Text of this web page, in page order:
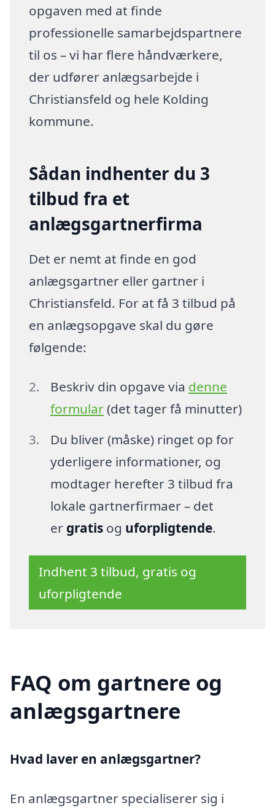
opgaven med at finde
professionelle samarbejdspartnere
til os – vi har flere håndværkere,
der udfører anlægsarbejde i
Christiansfeld og hele Kolding
kommune.
Sådan indhenter du 3
tilbud fra et
anlægsgartnerfirma
Det er nemt at finde en god
anlægsgartner eller gartner i
Christiansfeld. For at få 3 tilbud på
en anlægsopgave skal du gøre
følgende:
Beskriv din opgave via denne
formular(det tager få minutter)
Du bliver (måske) ringet op for
yderligere informationer, og
modtager herefter 3 tilbud fra
lokale gartnerfirmaer – det
er gratisog uforpligtende.
Indhent 3 tilbud, gratis og
uforpligtende
FAQ om gartnere og
anlægsgartnere
Hvad laver en anlægsgartner?
En anlægsgartner specialiserer sig i